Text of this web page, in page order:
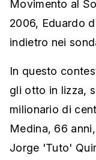
Movimento al
2006, Eduardo
indietro nei
In questo
gli otto in lizza,
milionario di
Medina, 66
Jorge 'Tuto'